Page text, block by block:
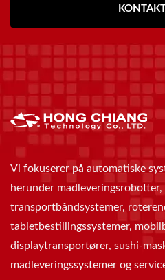
Vi fokuserer på automatiske
herunder
transportbåndsystemer,
tabletbestillingssystemer,
displaytransportører, sushi-
madleveringssystemer og